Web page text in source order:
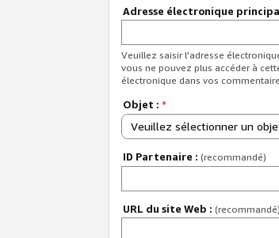
Adresse électronique
Veuillez saisir l'adresse
vous ne pouvez plus accéder à
électronique dans vos
Objet : *
Veuillez sélectionner un
ID Partenaire : (recommandé)
URL du site Web : (recommandé)